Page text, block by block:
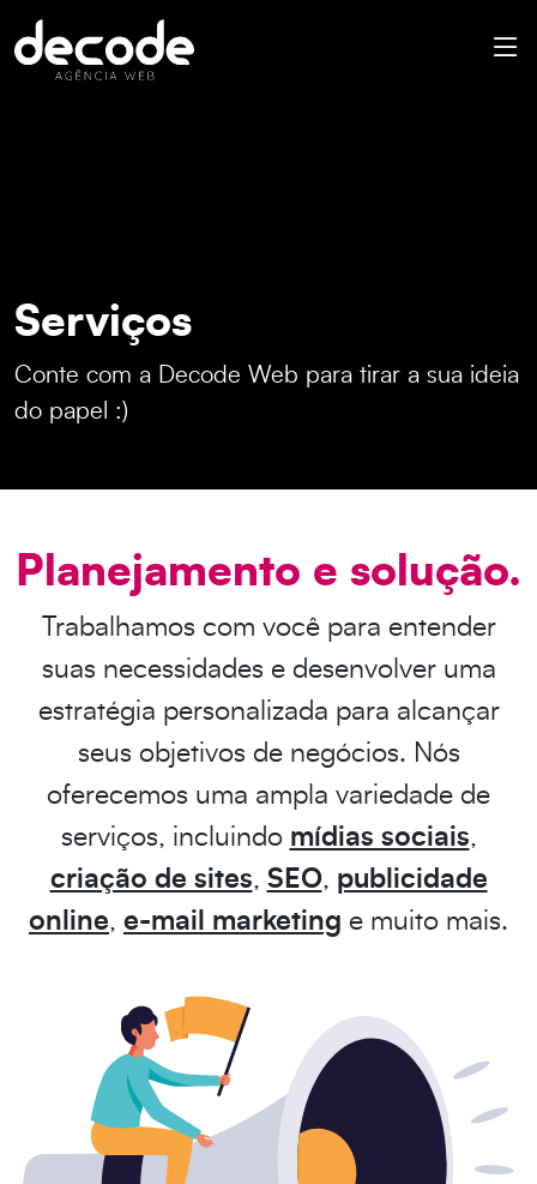
Serviços
Conte com a Decode Web para tirar a sua ideia
do papel :)
Planejamento e solução.
Trabalhamos com você para entender
suas necessidades e desenvolver uma
estratégia personalizada para alcançar
seus objetivos de negócios. Nós
oferecemos uma ampla variedade de
serviços, incluindo mídias sociais,
criação de sites, SEO, publicidade
online, e-mail marketing e muito mais.